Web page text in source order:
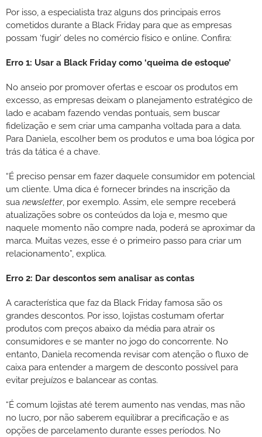
Por isso, a especialista traz alguns dos principais erros
cometidos durante a Black Friday para que as empresas
possam ‘fugir’ deles no comércio físico e online. Confira:
Erro 1: Usar a Black Friday como ‘queima de estoque’
No anseio por promover ofertas e escoar os produtos em
excesso, as empresas deixam o planejamento estratégico de
lado e acabam fazendo vendas pontuais, sem buscar
fidelização e sem criar uma campanha voltada para a data.
Para Daniela, escolher bem os produtos e uma boa lógica por
trás da tática é a chave.
“É preciso pensar em fazer daquele consumidor em potencial
um cliente. Uma dica é fornecer brindes na inscrição da
sua newsletter, por exemplo. Assim, ele sempre receberá
atualizações sobre os conteúdos da loja e, mesmo que
naquele momento não compre nada, poderá se aproximar da
marca. Muitas vezes, esse é o primeiro passo para criar um
relacionamento”, explica.
Erro 2: Dar descontos sem analisar as contas
A característica que faz da Black Friday famosa são os
grandes descontos. Por isso, lojistas costumam ofertar
produtos com preços abaixo da média para atrair os
consumidores e se manter no jogo do concorrente. No
entanto, Daniela recomenda revisar com atenção o fluxo de
caixa para entender a margem de desconto possível para
evitar prejuízos e balancear as contas.
“É comum lojistas até terem aumento nas vendas, mas não
no lucro, por não saberem equilibrar a precificação e as
opções de parcelamento durante esses períodos. No